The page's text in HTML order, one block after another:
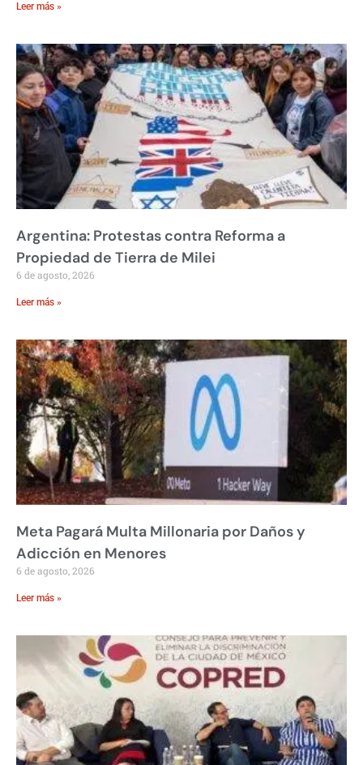
Leer más »
Argentina: Protestas contra Reforma a
Propiedad de Tierra de Milei
6 de agosto, 2026
Leer más »
Meta Pagará Multa Millonaria por Daños y
Adicción en Menores
6 de agosto, 2026
Leer más »